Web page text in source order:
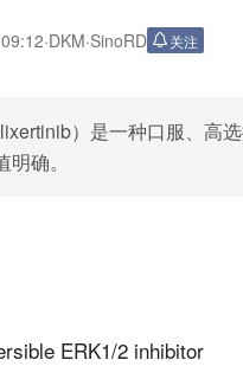
·DKM·SinoRD 关注
）是一种口服、高
确。
ERK1/2 inhibitor